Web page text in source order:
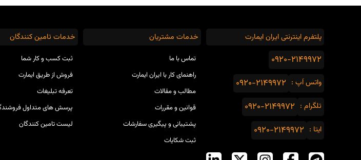
مشاوره و
پلتفرم اینترنتی ایران ایمارت
0920-2149972
واتس اَپ : 0920-2149972
تلگرام : 0920-2149972
ایتا : 0920-2149972
خدمات مشتریان
تماس با ما
راهنمای کار با ایران ایمارت
مطالب و مقالات
قوانین و مقررات
پشتیبانی و پیگیری سفارشات
ثبت شکایات
خدمات تامین کنندگان
ثبت کسب و کار شما
فروش از طریق ایمارت
تعرفه تبلیغات
پرسش های متداول
لیست تامین کنندگان